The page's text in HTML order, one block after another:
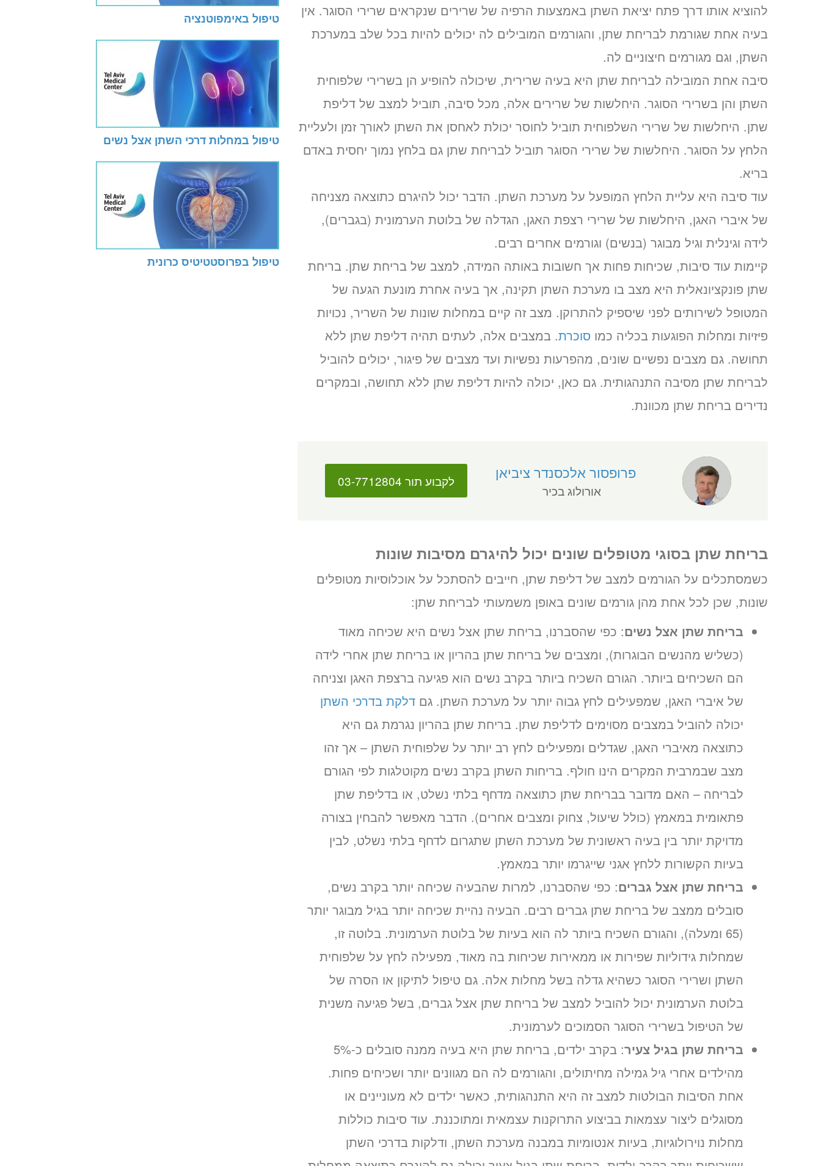
להוציא אותו דרך פתח יציאת השתן באמצעות הרפיה של שרירים שנקראים שרירי הסוגר. אין
בעיה אחת שגורמת לבריחת שתן, והגורמים המובילים לה יכולים להיות בכל שלב במערכת
השתן, וגם מגורמים חיצוניים לה.
סיבה אחת המובילה לבריחת שתן היא בעיה שרירית, שיכולה להופיע הן בשרירי שלפוחית
השתן והן בשרירי הסוגר. היחלשות של שרירים אלה, מכל סיבה, תוביל למצב של דליפת
שתן. היחלשות של שרירי השלפוחית תוביל לחוסר יכולת לאחסן את השתן לאורך זמן ולעליית
הלחץ על הסוגר. היחלשות של שרירי הסוגר תוביל לבריחת שתן גם בלחץ נמוך יחסית באדם
בריא.
עוד סיבה היא עליית הלחץ המופעל על מערכת השתן. הדבר יכול להיגרם כתוצאה מצניחה
של איברי האגן, היחלשות של שרירי רצפת האגן, הגדלה של בלוטת הערמונית (בגברים),
לידה וגינלית וגיל מבוגר (בנשים) וגורמים אחרים רבים.
קיימות עוד סיבות, שכיחות פחות אך חשובות באותה המידה, למצב של בריחת שתן. בריחת
שתן פונקציונאלית היא מצב בו מערכת השתן תקינה, אך בעיה אחרת מונעת הגעה של
המטופל לשירותים לפני שיספיק להתרוקן. מצב זה קיים במחלות שונות של השריר, נכויות
פיזיות ומחלות הפוגעות בכליה כמו סוכרת. במצבים אלה, לעתים תהיה דליפת שתן ללא
תחושה. גם מצבים נפשיים שונים, מהפרעות נפשיות ועד מצבים של פיגור, יכולים להוביל
לבריחת שתן מסיבה התנהגותית. גם כאן, יכולה להיות דליפת שתן ללא תחושה, ובמקרים
נדירים בריחת שתן מכוונת.
פרופסור אלכסנדר ציביאן
אורולוג בכיר
לקבוע תור 03-7712804
בריחת שתן בסוגי מטופלים שונים יכול להיגרם מסיבות שונות
כשמסתכלים על הגורמים למצב של דליפת שתן, חייבים להסתכל על אוכלוסיות מטופלים
שונות, שכן לכל אחת מהן גורמים שונים באופן משמעותי לבריחת שתן:
בריחת שתן אצל נשים: כפי שהסברנו, בריחת שתן אצל נשים היא שכיחה מאוד
(כשליש מהנשים הבוגרות), ומצבים של בריחת שתן בהריון או בריחת שתן אחרי לידה
הם השכיחים ביותר. הגורם השכיח ביותר בקרב נשים הוא פגיעה ברצפת האגן וצניחה
של איברי האגן, שמפעילים לחץ גבוה יותר על מערכת השתן. גם דלקת בדרכי השתן
יכולה להוביל במצבים מסוימים לדליפת שתן. בריחת שתן בהריון נגרמת גם היא
כתוצאה מאיברי האגן, שגדלים ומפעילים לחץ רב יותר על שלפוחית השתן – אך זהו
מצב שבמרבית המקרים הינו חולף. בריחות השתן בקרב נשים מקוטלגות לפי הגורם
לבריחה – האם מדובר בבריחת שתן כתוצאה מדחף בלתי נשלט, או בדליפת שתן
פתאומית במאמץ (כולל שיעול, צחוק ומצבים אחרים). הדבר מאפשר להבחין בצורה
מדויקת יותר בין בעיה ראשונית של מערכת השתן שתגרום לדחף בלתי נשלט, לבין
בעיות הקשורות ללחץ אגני שייגרמו יותר במאמץ.
בריחת שתן אצל גברים: כפי שהסברנו, למרות שהבעיה שכיחה יותר בקרב נשים,
סובלים ממצב של בריחת שתן גברים רבים. הבעיה נהיית שכיחה יותר בגיל מבוגר יותר
(65 ומעלה), והגורם השכיח ביותר לה הוא בעיות של בלוטת הערמונית. בלוטה זו,
שמחלות גידוליות שפירות או ממאירות שכיחות בה מאוד, מפעילה לחץ על שלפוחית
השתן ושרירי הסוגר כשהיא גדלה בשל מחלות אלה. גם טיפול לתיקון או הסרה של
בלוטת הערמונית יכול להוביל למצב של בריחת שתן אצל גברים, בשל פגיעה משנית
של הטיפול בשרירי הסוגר הסמוכים לערמונית.
בריחת שתן בגיל צעיר
: בקרב ילדים, בריחת שתן היא בעיה ממנה סובלים כ-5%
מהילדים אחרי גיל גמילה מחיתולים, והגורמים לה הם מגוונים יותר ושכיחים פחות.
אחת הסיבות הבולטות למצב זה היא התנהגותית, כאשר ילדים לא מעוניינים או
מסוגלים ליצור עצמאות בביצוע התרוקנות עצמאית ומתוכננת. עוד סיבות כוללות
מחלות נוירולוגיות, בעיות אנטומיות במבנה מערכת השתן, ודלקות בדרכי השתן
טיפול באימפוטנציה
טיפול במחלות דרכי השתן אצל נשים
טיפול בפרוסטטיטיס כרונית